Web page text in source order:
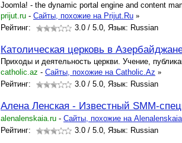
Joomla! - the dynamic portal engine and content
prijut.ru - Cайты, похожие на Prijut.Ru »
Рейтинг:
3.0 / 5.0, Язык: Russian
Католическая церковь в
Приходы и деятельность церкви. Учение,
catholic.az - Cайты, похожие на Catholic.Az »
Рейтинг:
3.0 / 5.0, Язык: Russian
Алена Ленская - Известный SMM-
alenalenskaia.ru - Cайты, похожие на
Рейтинг:
3.0 / 5.0, Язык: Russian